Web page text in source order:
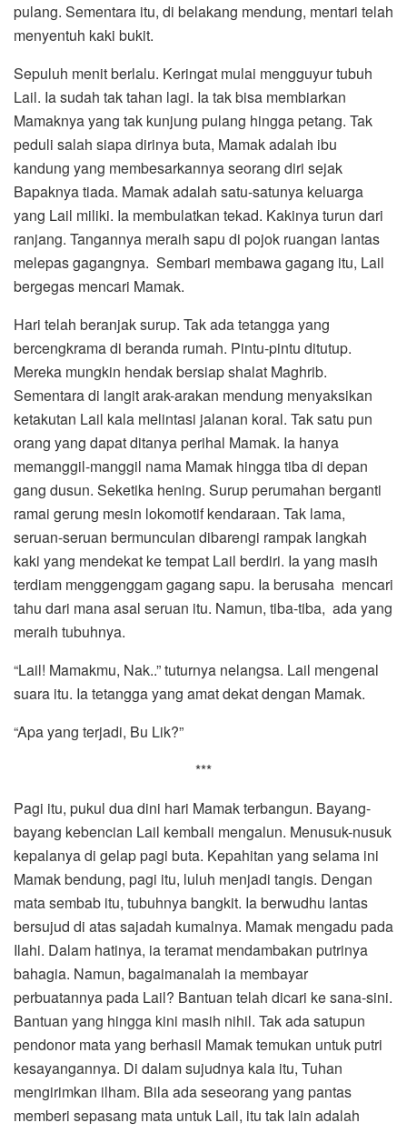
pulang. Sementara itu, di belakang mendung, mentari telah
menyentuh kaki bukit.
Sepuluh menit berlalu. Keringat mulai mengguyur tubuh
Lail. Ia sudah tak tahan lagi. Ia tak bisa membiarkan
Mamaknya yang tak kunjung pulang hingga petang. Tak
peduli salah siapa dirinya buta, Mamak adalah ibu
kandung yang membesarkannya seorang diri sejak
Bapaknya tiada. Mamak adalah satu-satunya keluarga
yang Lail miliki. Ia membulatkan tekad. Kakinya turun dari
ranjang. Tangannya meraih sapu di pojok ruangan lantas
melepas gagangnya. Sembari membawa gagang itu, Lail
bergegas mencari Mamak.
Hari telah beranjak surup. Tak ada tetangga yang
bercengkrama di beranda rumah. Pintu-pintu ditutup.
Mereka mungkin hendak bersiap shalat Maghrib.
Sementara di langit arak-arakan mendung menyaksikan
ketakutan Lail kala melintasi jalanan koral. Tak satu pun
orang yang dapat ditanya perihal Mamak. Ia hanya
memanggil-manggil nama Mamak hingga tiba di depan
gang dusun. Seketika hening. Surup perumahan berganti
ramai gerung mesin lokomotif kendaraan. Tak lama,
seruan-seruan bermunculan dibarengi rampak langkah
kaki yang mendekat ke tempat Lail berdiri. Ia yang masih
terdiam menggenggam gagang sapu. Ia berusaha mencari
tahu dari mana asal seruan itu. Namun, tiba-tiba, ada yang
meraih tubuhnya.
“Lail! Mamakmu, Nak..” tuturnya nelangsa. Lail mengenal
suara itu. Ia tetangga yang amat dekat dengan Mamak.
“Apa yang terjadi, Bu Lik?”
***
Pagi itu, pukul dua dini hari Mamak terbangun. Bayang-
bayang kebencian Lail kembali mengalun. Menusuk-nusuk
kepalanya di gelap pagi buta. Kepahitan yang selama ini
Mamak bendung, pagi itu, luluh menjadi tangis. Dengan
mata sembab itu, tubuhnya bangkit. Ia berwudhu lantas
bersujud di atas sajadah kumalnya. Mamak mengadu pada
Ilahi. Dalam hatinya, ia teramat mendambakan putrinya
bahagia. Namun, bagaimanalah ia membayar
perbuatannya pada Lail? Bantuan telah dicari ke sana-sini.
Bantuan yang hingga kini masih nihil. Tak ada satupun
pendonor mata yang berhasil Mamak temukan untuk putri
kesayangannya. Di dalam sujudnya kala itu, Tuhan
mengirimkan ilham. Bila ada seseorang yang pantas
memberi sepasang mata untuk Lail, itu tak lain adalah